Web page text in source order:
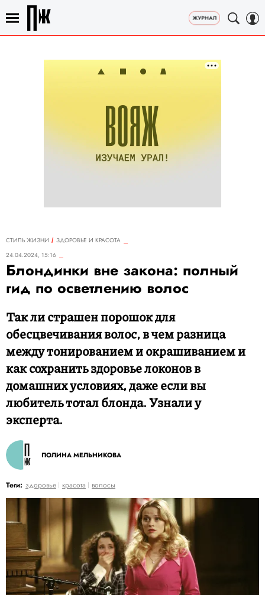
СТИЛЬ ЖИЗНИ
ЗДОРОВЬЕ И КРАСОТА
24.04.2024, 15:16
Блондинки вне закона: полный
гид по осветлению волос
Так ли страшен порошок для
обесцвечивания волос, в чем разница
между тонированием и окрашиванием и
как сохранить здоровье локонов в
домашних условиях, даже если вы
любитель тотал блонда. Узнали у
эксперта.
ПОЛИНА МЕЛЬНИКОВА
Теги: здоровье красота волосы